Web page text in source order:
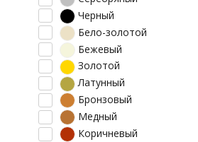
Черный
Бело-золотой
Бежевый
Золотой
Латунный
Бронзовый
Медный
Коричневый